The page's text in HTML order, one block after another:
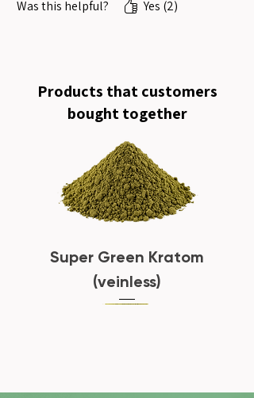
Was this helpful?
Yes (2)
Products that customers
bought together
Super Green Kratom
(veinless)